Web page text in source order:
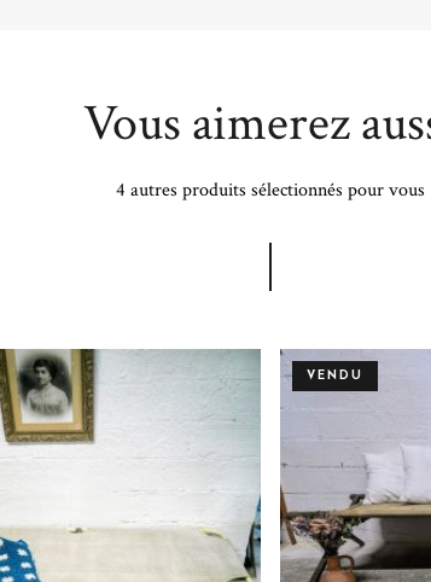
Vous aimerez
4 autres produits sélectionnés pour vous
VENDU